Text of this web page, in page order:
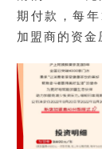
期付款，每
加盟商的资金